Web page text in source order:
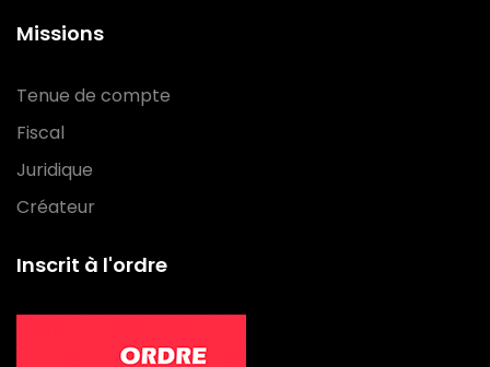
Missions
Tenue de compte
Fiscal
Juridique
Créateur
Inscrit à l'ordre